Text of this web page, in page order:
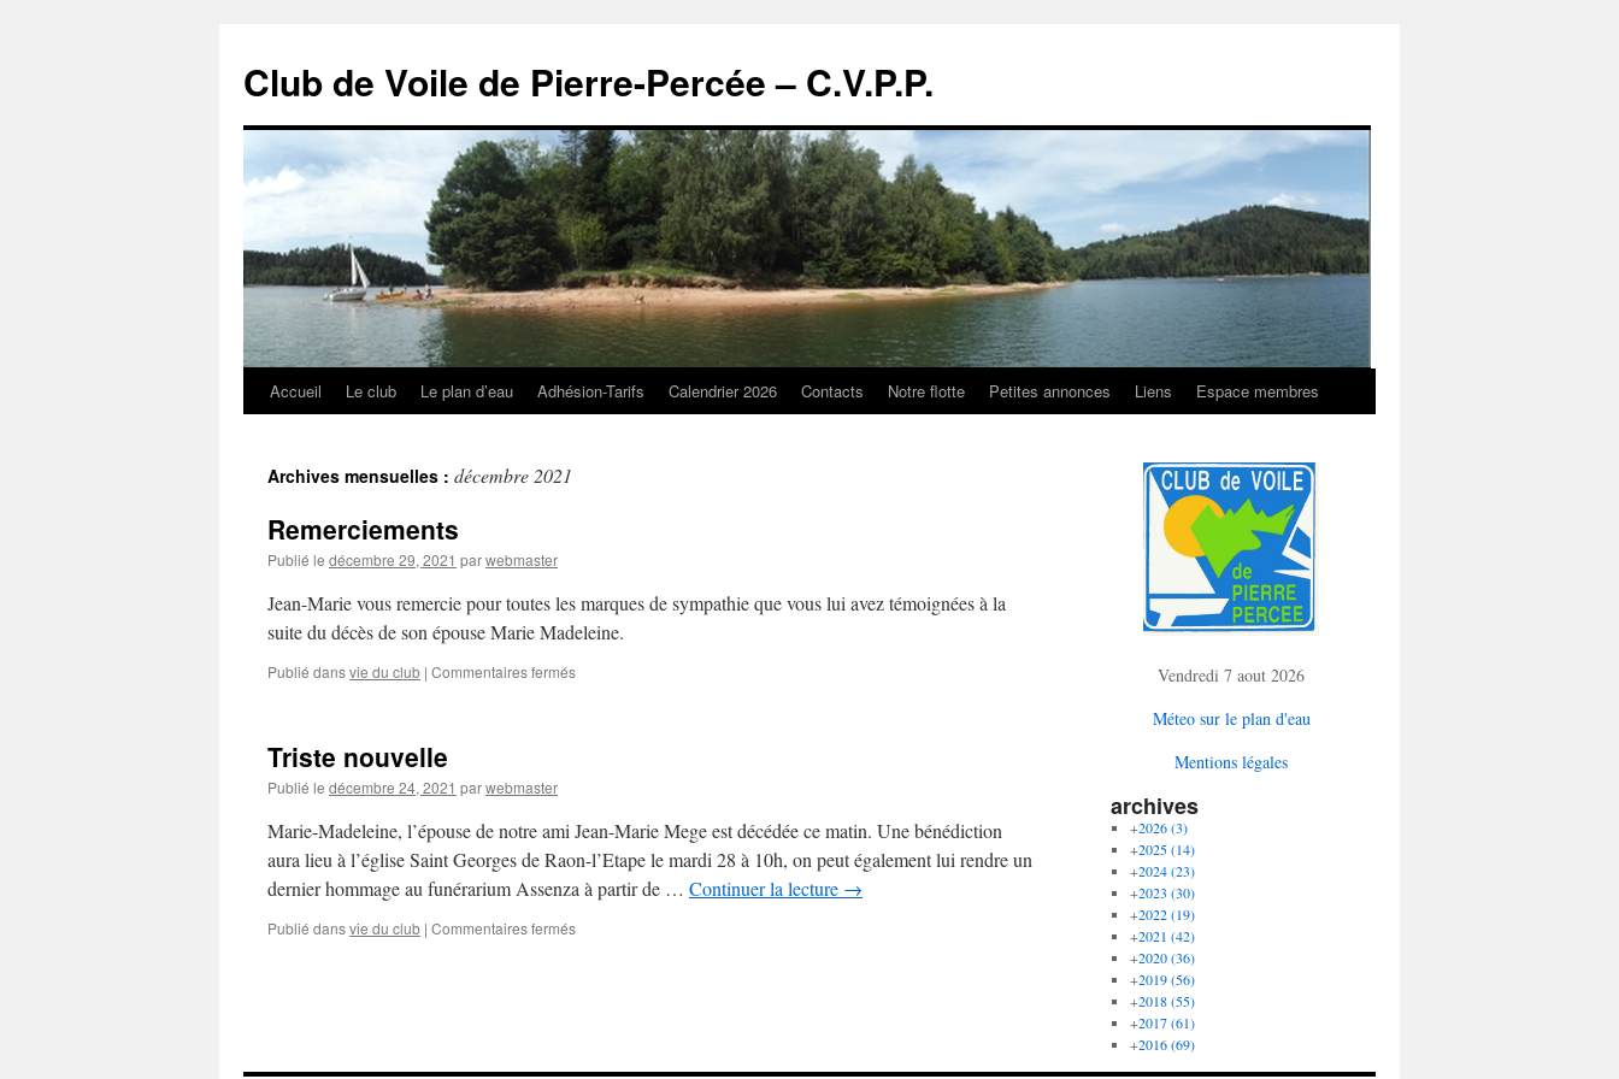
Club de Voile de Pierre-Percée – C.V.P.P.
Aller
contenu
Accueil Le club Le plan d’eau Adhésion-Tarifs Calendrier 2026 Contacts Notre flotte Petites annonces Liens Espace membres
Archives mensuelles : décembre 2021
Remerciements
Publié le décembre 29, 2021 parwebmaster
Jean-Marie vous remercie pour toutes les marques de sympathie que vous lui avez témoignées à la
suite du décès de son épouse Marie Madeleine.
Publié dansvie du club | Commentaires ferméssur
Triste nouvelle
Publié le décembre 24, 2021 parwebmaster
Marie-Madeleine, l’épouse de notre ami Jean-Marie Mege est décédée ce matin. Une bénédiction
aura lieu à l’église Saint Georges de Raon-l’Etape le mardi 28 à 10h, on peut également lui rendre un
dernier hommage au funérarium Assenza à partir de … Continuer la lecture →
Publié dansvie du club | Commentaires ferméssur
Vendredi 7 aout 2026
Méteo sur le plan d'eau
Mentions légales
archives
+2026(3)
+2025(14)
+2024(23)
+2023 (30)
+2022(19)
+2021 (42)
+2020(36)
+2019(56)
+2018(55)
+2017(61)
+2016(69)